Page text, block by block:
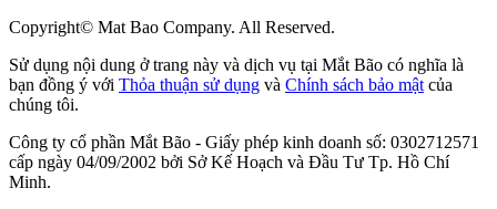
Copyright© Mat Bao Company. All Reserved.
Sử dụng nội dung ở trang này và dịch vụ tại Mắt Bão có nghĩa là
bạn đồng ý với Thỏa thuận sử dụng và Chính sách bảo mật của
chúng tôi.
Công ty cổ phần Mắt Bão - Giấy phép kinh doanh số: 0302712571
cấp ngày 04/09/2002 bởi Sở Kế Hoạch và Đầu Tư Tp. Hồ Chí
Minh.